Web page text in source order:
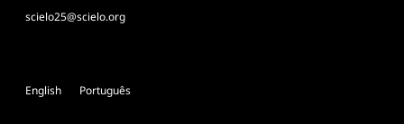
scielo25@scielo.org
English Português